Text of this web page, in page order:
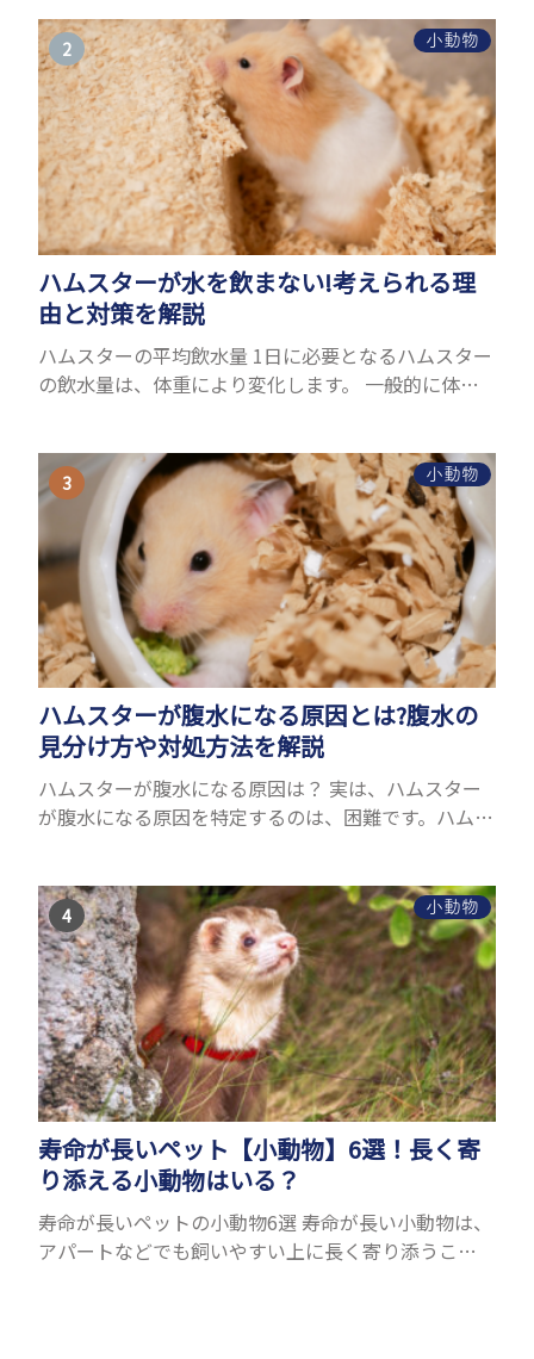
でしょうか...
小動物
ハムスターが水を飲まない!考えられる理
由と対策を解説
ハムスターの平均飲水量 1日に必要となるハムスター
の飲水量は、体重により変化します。 一般的に体重
15c...
小動物
ハムスターが腹水になる原因とは?腹水の
見分け方や対処方法を解説
ハムスターが腹水になる原因は？ 実は、ハムスター
が腹水になる原因を特定するのは、困難です。ハムス
理由はさま...
小動物
寿命が長いペット【小動物】6選！長く寄
り添える小動物はいる？
寿命が長いペットの小動物6選 寿命が長い小動物は、
アパートなどでも飼いやすい上に長く寄り添うこと